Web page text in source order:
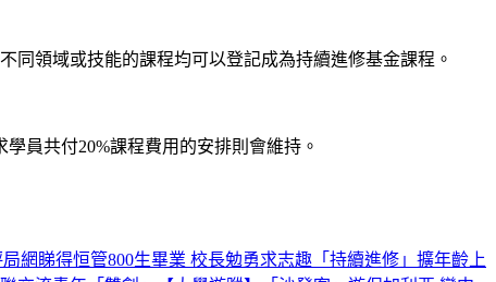
同領域或技能的課程均可以登記成為持續進修基金課程。
員共付20%課程費用的安排則會維持。
網睇得恒管800生畢業 校長勉勇求志趣 「持續進修」擴年齡上